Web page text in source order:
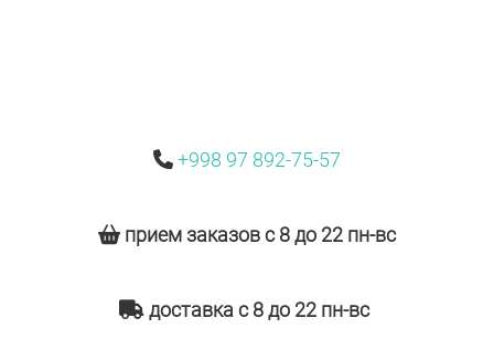
+998 97 892-75-57
прием заказов с 8 до 22 пн-вс
доставка с 8 до 22 пн-вс